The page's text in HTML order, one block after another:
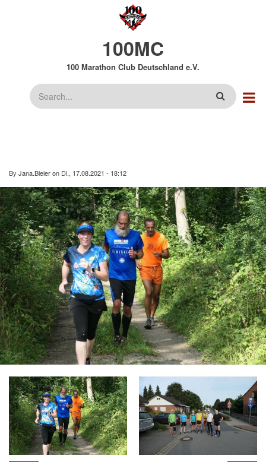
100MC
100 Marathon Club Deutschland e.V.
Suche
By Jana.Bieleron Di., 17.08.2021 - 18:12